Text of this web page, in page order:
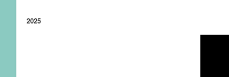
2025